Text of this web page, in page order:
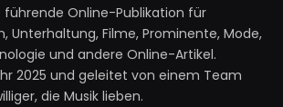
führende Online-Publikation für
Unterhaltung, Filme, Prominente, Mode,
und andere Online-Artikel.
2025 und geleitet von einem Team
die Musik lieben.